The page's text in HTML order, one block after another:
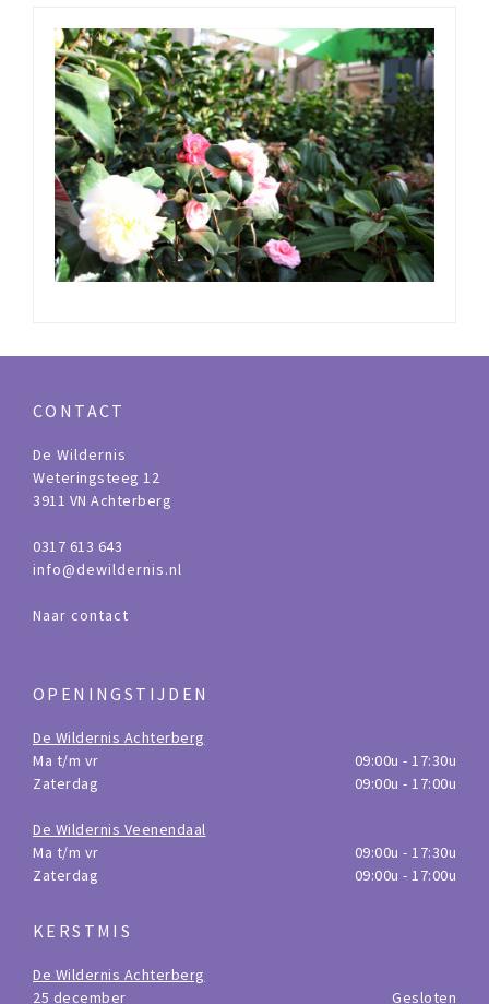
CONTACT
De Wildernis
Weteringsteeg 12
3911 VN Achterberg
0317 613 643
info@dewildernis.nl
Naar contact
OPENINGSTIJDEN
De Wildernis Achterberg
Ma t/m vr
09:00u - 17:30u
Zaterdag
09:00u - 17:00u
De Wildernis Veenendaal
Ma t/m vr
09:00u - 17:30u
Zaterdag
09:00u - 17:00u
KERSTMIS
De Wildernis Achterberg
25 december
Gesloten